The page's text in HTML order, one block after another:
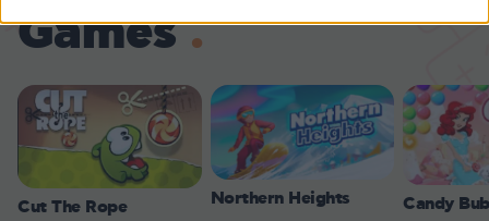
Games
Cut The Rope Northern Heights Candy